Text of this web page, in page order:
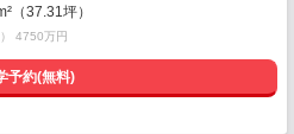
（37.31坪）
4750万円
予約(無料)